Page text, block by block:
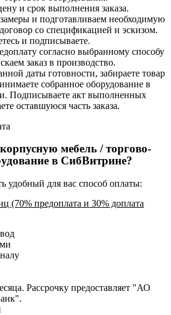
и срок выполнения заказа.
и подготавливаем необходимую
со спецификацией и эскизом.
и подписываете.
согласно выбранному способу
заказ в производство.
даты готовности, забираете товар
собранное оборудование в
Подписываете акт выполненных
оставшуюся часть заказа.
мебель / торгово-
в СибВитрине?
удобный для вас способ оплаты:
(70% предоплата и 30% доплата
Рассрочку предоставляет "АО